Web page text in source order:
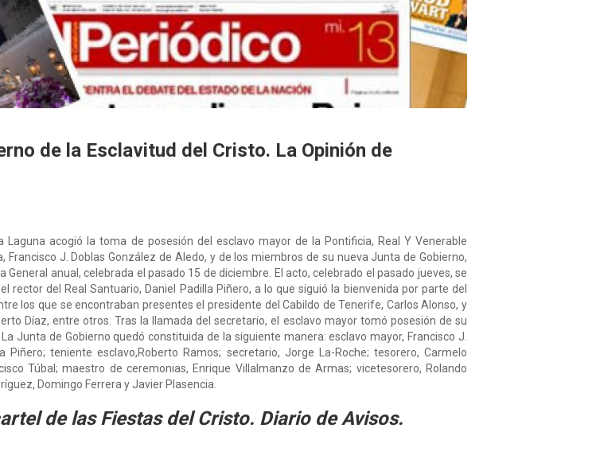
de la Esclavitud del Cristo. La Opinión de
Laguna acogió la toma de posesión del esclavo mayor de la Pontificia, Real Y Venerable
Francisco J. Doblas González de Aledo, y de los miembros de su nueva Junta de Gobierno,
General anual, celebrada el pasado 15 de diciembre. El acto, celebrado el pasado jueves, se
rector del Real Santuario, Daniel Padilla Piñero, a lo que siguió la bienvenida por parte del
los que se encontraban presentes el presidente del Cabildo de Tenerife, Carlos Alonso, y
Díaz, entre otros. Tras la llamada del secretario, el esclavo mayor tomó posesión de su
Junta de Gobierno quedó constituida de la siguiente manera: esclavo mayor, Francisco J.
teniente esclavo,Roberto Ramos; secretario, Jorge La-Roche; tesorero, Carmelo
Túbal; maestro de ceremonias, Enrique Villalmanzo de Armas; vicetesorero, Rolando
Domingo Ferrera y Javier Plasencia.
de las Fiestas del Cristo. Diario de Avisos.